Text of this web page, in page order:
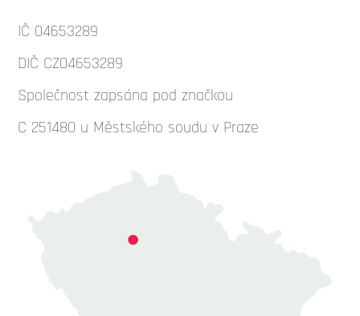
IČ 04653289
DIČ CZ04653289
Společnost zapsána pod značkou
C 251480 u Městského soudu v Praze